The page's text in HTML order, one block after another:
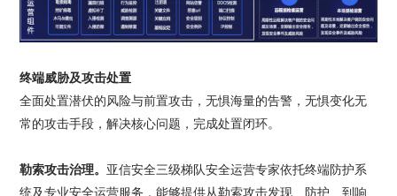
终端威胁及攻击处置
全面处置潜伏的风险与前置攻击，无惧海量的告警，无惧变化无
常的攻击手段，解决核心问题，完成处置闭环。
勒索攻击治理。 亚信安全三级梯队安全运营专家依托终端防护系
统及专业安全运营服务，能够提供从勒索攻击发现、防护、到响